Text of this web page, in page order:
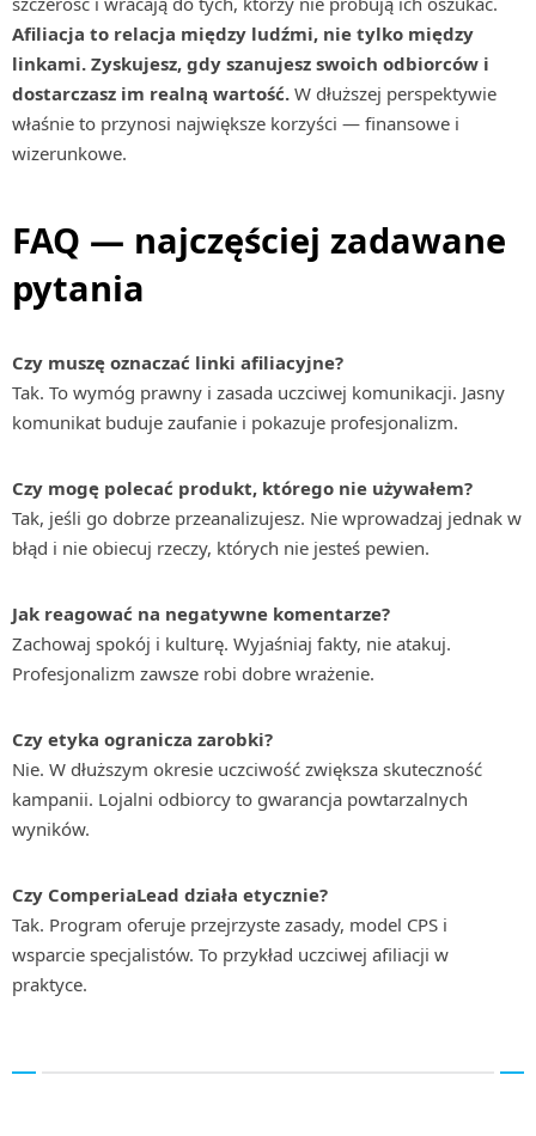
Afiliacja to relacja między ludźmi, nie tylko między
linkami. Zyskujesz, gdy szanujesz swoich odbiorców i
dostarczasz im realną wartość. W dłuższej perspektywie
właśnie to przynosi największe korzyści — finansowe i
wizerunkowe.
FAQ — najczęściej zadawane
pytania
Czy muszę oznaczać linki afiliacyjne?
Tak. To wymóg prawny i zasada uczciwej komunikacji. Jasny
komunikat buduje zaufanie i pokazuje profesjonalizm.
Czy mogę polecać produkt, którego nie używałem?
Tak, jeśli go dobrze przeanalizujesz. Nie wprowadzaj jednak w
błąd i nie obiecuj rzeczy, których nie jesteś pewien.
Jak reagować na negatywne komentarze?
Zachowaj spokój i kulturę. Wyjaśniaj fakty, nie atakuj.
Profesjonalizm zawsze robi dobre wrażenie.
Czy etyka ogranicza zarobki?
Nie. W dłuższym okresie uczciwość zwiększa skuteczność
kampanii. Lojalni odbiorcy to gwarancja powtarzalnych
wyników.
Czy ComperiaLead działa etycznie?
Tak. Program oferuje przejrzyste zasady, model CPS i
wsparcie specjalistów. To przykład uczciwej afiliacji w
praktyce.